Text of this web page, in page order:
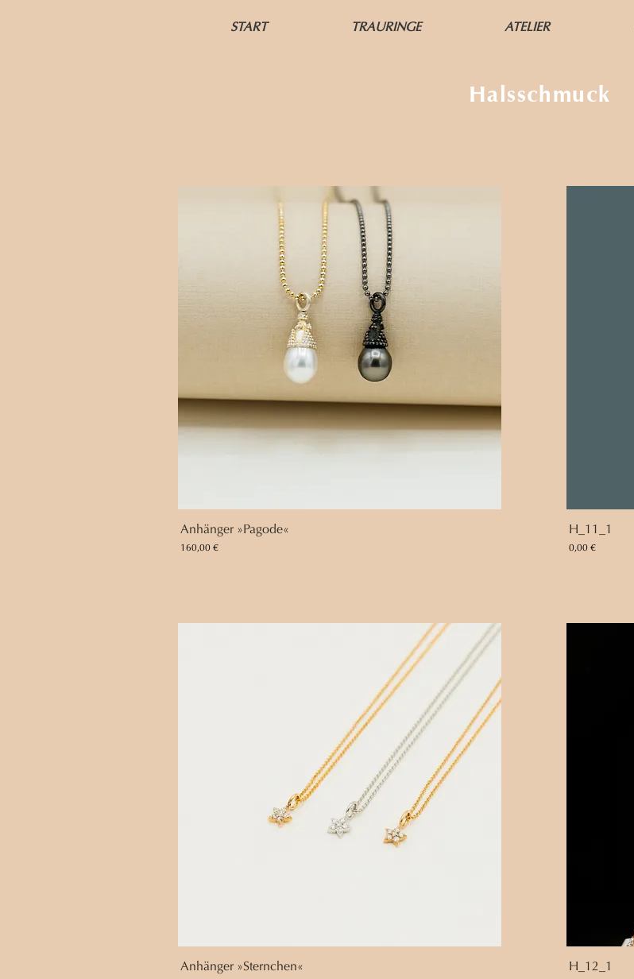
START TRAURINGE ATELIER
Halsschmuck
Anhänger »Pagode«
Preis
160,00 €
H_11_1
Preis
0,00 €
Anhänger »Sternchen« H_12_1